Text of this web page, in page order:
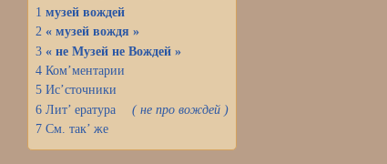
1 музейвождей
2 « музей вождя »
3 « не Музей не Вождей »
4 Ком’ментарии
5 Ис’сточники
6 Лит’ ература( не про вождей )
7 См. так’ же